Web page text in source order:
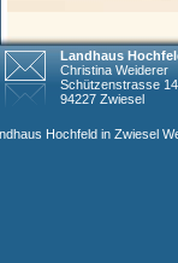
Landhaus
Christina Weiderer
Schützenstrasse 14
94227 Zwiesel
Hochfeld in Zwiesel